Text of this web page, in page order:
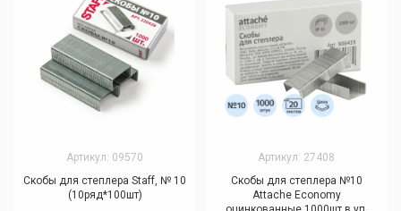
Артикул: 09570
Скобы для степлера Staff, № 10
(10ряд*100шт)
Артикул: 27408
Скобы для степлера №10
Attache Economy